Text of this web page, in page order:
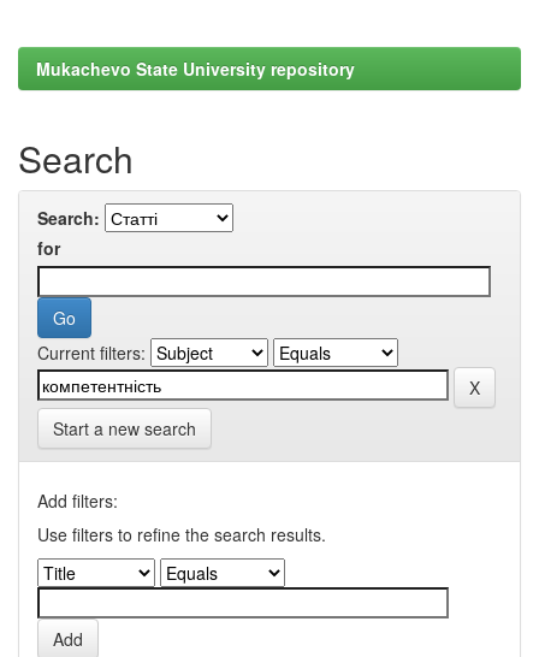
Mukachevo State University repository
Search
Search:
for
Current filters:
Start a new search
Add filters:
Use filters to refine the search results.